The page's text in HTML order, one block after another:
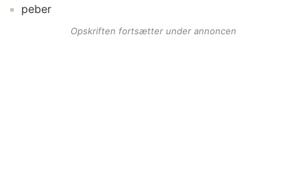
peber
Opskriften fortsætter under annoncen